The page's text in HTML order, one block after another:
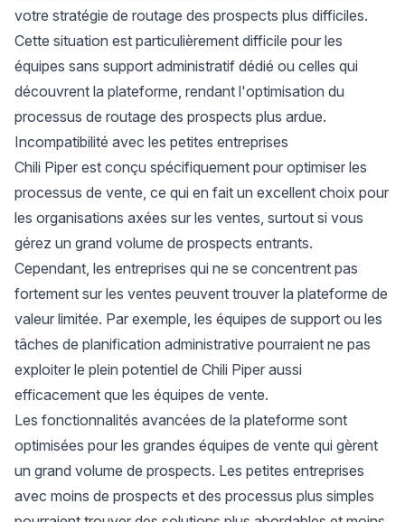
votre stratégie de routage des prospects plus difficiles.
Cette situation est particulièrement difficile pour les
équipes sans support administratif dédié ou celles qui
découvrent la plateforme, rendant l'optimisation du
processus de routage des prospects plus ardue.
Incompatibilité avec les petites entreprises
Chili Piper est conçu spécifiquement pour optimiser les
processus de vente, ce qui en fait un excellent choix pour
les organisations axées sur les ventes, surtout si vous
gérez un grand volume de prospects entrants.
Cependant, les entreprises qui ne se concentrent pas
fortement sur les ventes peuvent trouver la plateforme de
valeur limitée. Par exemple, les équipes de support ou les
tâches de planification administrative pourraient ne pas
exploiter le plein potentiel de Chili Piper aussi
efficacement que les équipes de vente.
Les fonctionnalités avancées de la plateforme sont
optimisées pour les grandes équipes de vente qui gèrent
un grand volume de prospects. Les petites entreprises
avec moins de prospects et des processus plus simples